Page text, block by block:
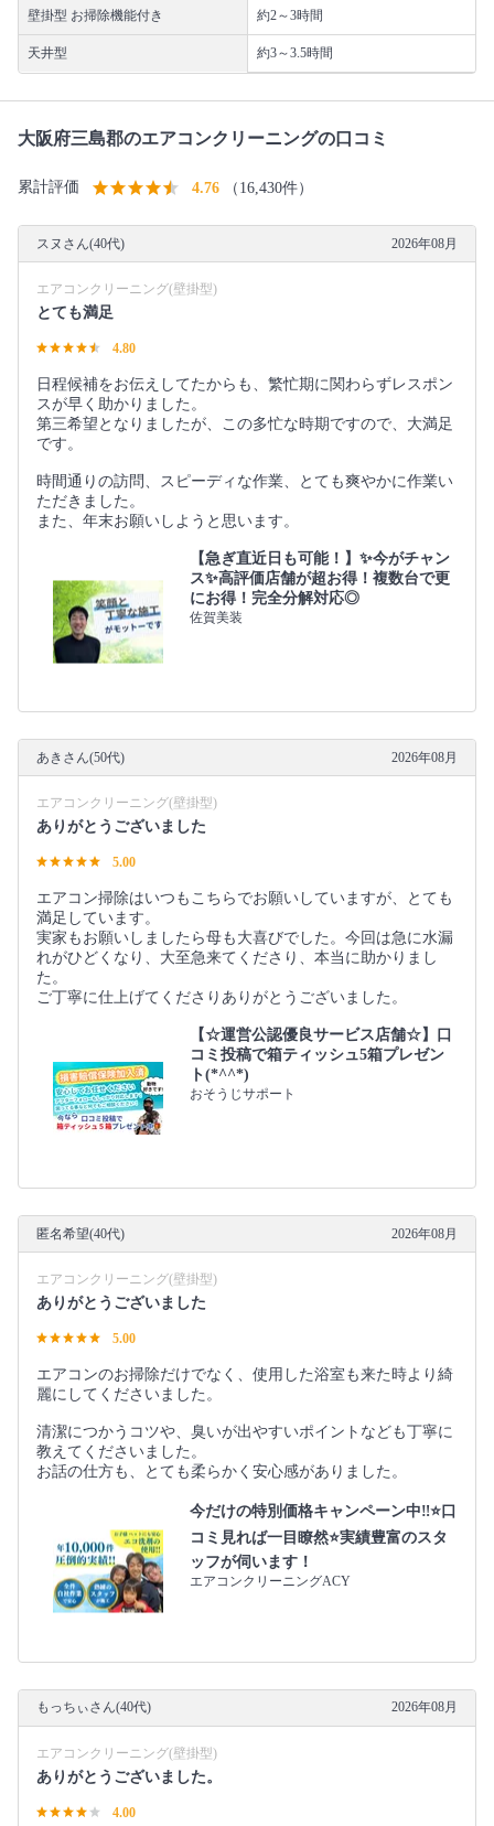
壁掛型 お掃除機能付き 約2～3時間
天井型 約3～3.5時間
大阪府三島郡のエアコンクリーニングの口コミ
累計評価 4.76 （16,430件）
スヌさん(40代) 2026年08月
エアコンクリーニング(壁掛型)
とても満足
4.80
日程候補をお伝えしてたからも、繁忙期に関わらずレスポン
スが早く助かりました。
第三希望となりましたが、この多忙な時期ですので、大満足
です。
時間通りの訪問、スピーディな作業、とても爽やかに作業い
ただきました。
また、年末お願いしようと思います。
【急ぎ直近日も可能！】✨今がチャン
ス✨高評価店舗が超お得！複数台で更
にお得！完全分解対応◎
佐賀美装
あきさん(50代) 2026年08月
エアコンクリーニング(壁掛型)
ありがとうございました
5.00
エアコン掃除はいつもこちらでお願いしていますが、とても
満足しています。
実家もお願いしましたら母も大喜びでした。今回は急に水漏
れがひどくなり、大至急来てくださり、本当に助かりまし
た。
ご丁寧に仕上げてくださりありがとうございました。
【☆運営公認優良サービス店舗☆】口
コミ投稿で箱ティッシュ5箱プレゼン
ト(*^^*)
おそうじサポート
匿名希望(40代) 2026年08月
エアコンクリーニング(壁掛型)
ありがとうございました
5.00
エアコンのお掃除だけでなく、使用した浴室も来た時より綺
麗にしてくださいました。
清潔につかうコツや、臭いが出やすいポイントなども丁寧に
教えてくださいました。
お話の仕方も、とても柔らかく安心感がありました。
今だけの特別価格キャンペーン中‼️⭐口
コミ見れば一目瞭然⭐実績豊富のスタ
ッフが伺います！
エアコンクリーニングACY
もっちぃさん(40代) 2026年08月
エアコンクリーニング(壁掛型)
ありがとうございました。
4.00